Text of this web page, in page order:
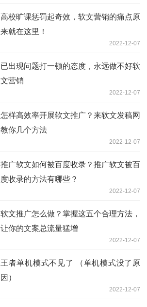
高校旷课惩罚起奇效，软文营销的痛点原
来就在这里！
2022-12-07
已出现问题打一顿的态度，永远做不好软
文营销
2022-12-07
怎样高效率开展软文推广？来软文发稿网
教你几个方法
2022-12-07
推广软文如何被百度收录？推广软文被百
度收录的方法有哪些？
2022-12-07
软文推广怎么做？掌握这五个合理方法，
让你的文案总流量猛增
2022-12-07
王者单机模式不见了 （单机模式没了原
因）
2022-12-07